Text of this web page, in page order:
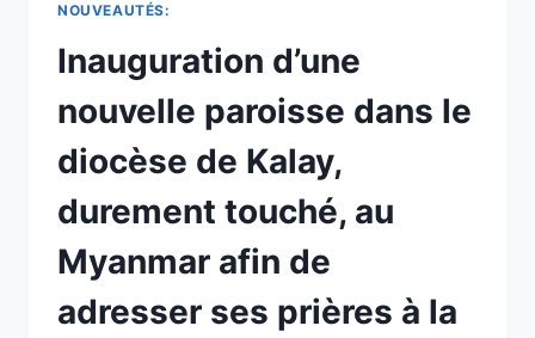
NOUVEAUTÉS:
Inauguration d’une
nouvelle paroisse dans le
diocèse de Kalay,
durement touché, au
Myanmar afin de
adresser ses prières à la